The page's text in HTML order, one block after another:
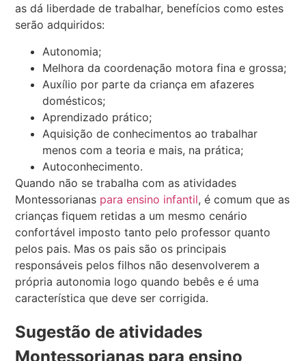
as dá liberdade de trabalhar, benefícios como estes
serão adquiridos:
Autonomia;
Melhora da coordenação motora fina e grossa;
Auxílio por parte da criança em afazeres
domésticos;
Aprendizado prático;
Aquisição de conhecimentos ao trabalhar
menos com a teoria e mais, na prática;
Autoconhecimento.
Quando não se trabalha com as atividades
Montessorianas para ensino infantil, é comum que as
crianças fiquem retidas a um mesmo cenário
confortável imposto tanto pelo professor quanto
pelos pais. Mas os pais são os principais
responsáveis pelos filhos não desenvolverem a
própria autonomia logo quando bebês e é uma
característica que deve ser corrigida.
Sugestão de atividades
Montessorianas para ensino